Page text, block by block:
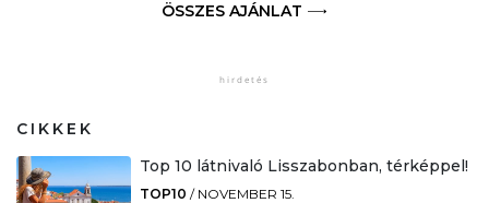
ÖSSZES AJÁNLAT
CIKKEK
Top 10 látnivaló Lisszabonban, térképpel!
TOP10 / NOVEMBER 15.